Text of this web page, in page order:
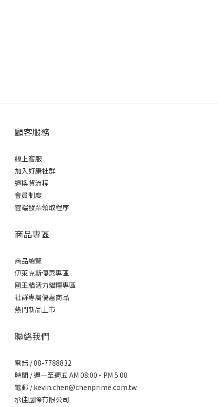
顧客服務
線上客服
加入好康社群
退換貨流程
會員制度
雲端發票領取程序
商品專區
商品總覽
伊萊克斯優惠專區
國王貓活力貓糧專區
社群專屬優惠商品
熱門新品上市
聯絡我們
電話 / 08-7788832
時間 / 週一至週五 AM 08:00 - PM 5:00
電郵 / kevin.chen@chenprime.com.tw
承佳國際有限公司